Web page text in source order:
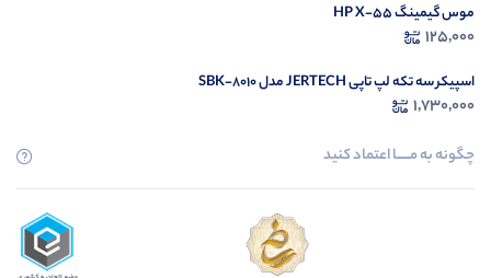
موس گیمینگ HP X-55
125,000
اسپیکر سه تکه لپ تاپی JERTECH مدل SBK-8010
1,730,000
چگونه به مــــــا اعتماد کنید